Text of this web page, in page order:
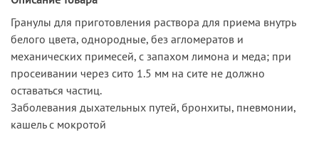
Гранулы для приготовления раствора для приема внутрь
белого цвета, однородные, без агломератов и
механических примесей, с запахом лимона и меда; при
просеивании через сито 1.5 мм на сите не должно
оставаться частиц.
Заболевания дыхательных путей, бронхиты, пневмонии,
кашель с мокротой